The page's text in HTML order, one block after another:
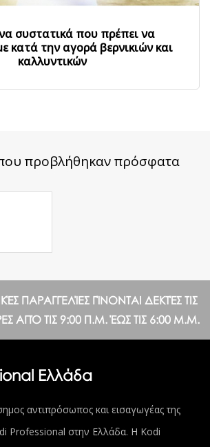
συστατικά που πρέπει να
κατά την αγορά βερνικιών και
καλλυντικών
προβλήθηκαν πρόσφατα
ΠΑΡΑΓΓΕΛΊΕΣ ΓΊΝΟΝΤΑΙ ΔΕΚΤΈΣ ΤΙΣ
ΑΠΌ ΤΙΣ 9:00 Π.Μ. ΈΩΣ ΤΙΣ 6:00 Μ.Μ.
Ελλάδα
αντιπρόσωπος και εισαγωγέας της
Professional στην Ελλάδα. Η Kodi